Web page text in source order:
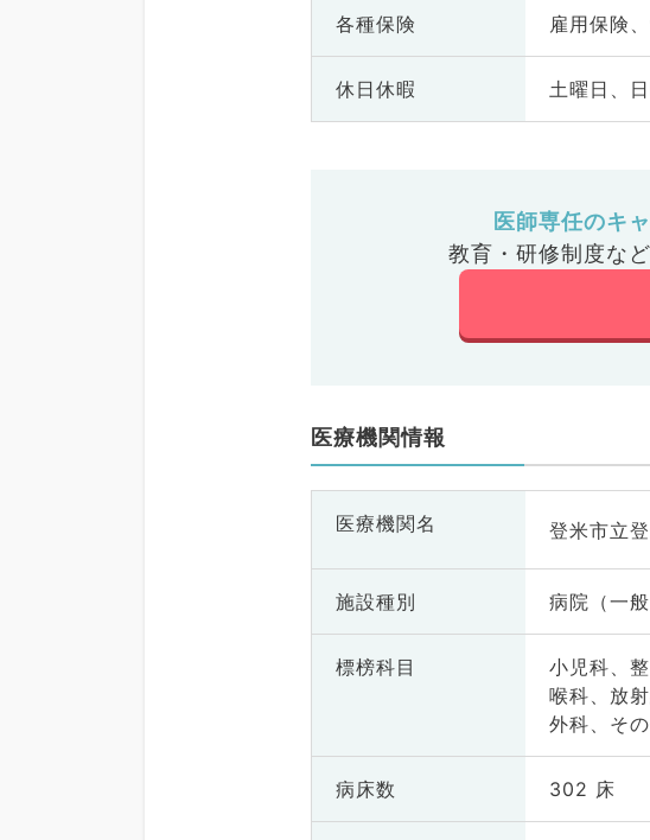
各種保険 雇用保険
休日休暇 土曜日、
医師専任のキ
教育・研修制度など
医療機関情報
医療機関名 登米市立
施設種別 病院（一般
標榜科目
小児科、
喉科、放
外科、そ
病床数 302 床